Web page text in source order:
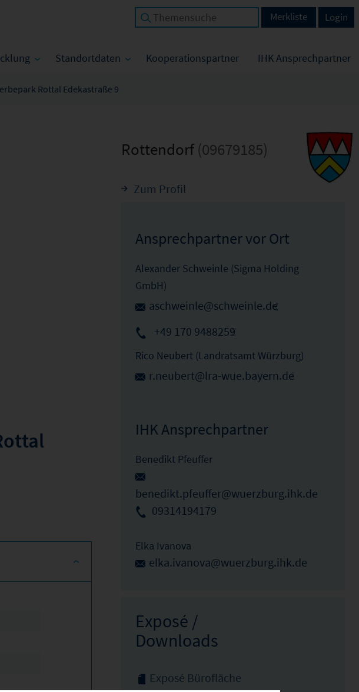
Standortdaten Kooperationspartner IHK Ansprechpartner
Login
Merkliste
Rottal Edekastraße 9
Rottendorf (09679185)
Zum Profil
Ansprechpartner vor Ort
Alexander Schweinle (Sigma Holding
GmbH)
aschweinle@schweinle.de
+49 170 9488259
Rico Neubert (Landratsamt Würzburg)
r.neubert@lra-wue.bayern.de
IHK Ansprechpartner
Benedikt Pfeuffer
benedikt.pfeuffer@wuerzburg.ihk.de
09314194179
Elka Ivanova
elka.ivanova@wuerzburg.ihk.de
Exposé /
Downloads
Exposé Bürofläche